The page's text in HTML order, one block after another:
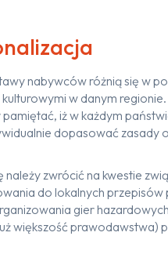
nabywców różnią się w
w danym
pamiętać, iż w każdym
dopasować zasady
należy zwrócić na kwestie
do lokalnych
gier
większość prawodawstwa)